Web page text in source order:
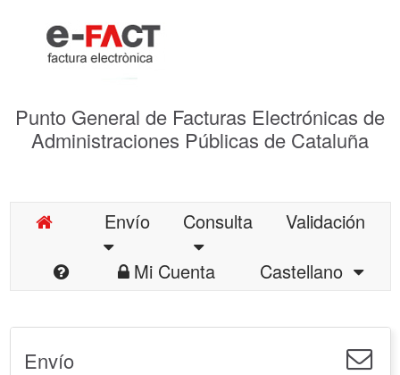
Punto General de Facturas Electrónicas de
Administraciones Públicas de Cataluña
Envío Consulta
Validación
Mi Cuenta
Castellano
Envío